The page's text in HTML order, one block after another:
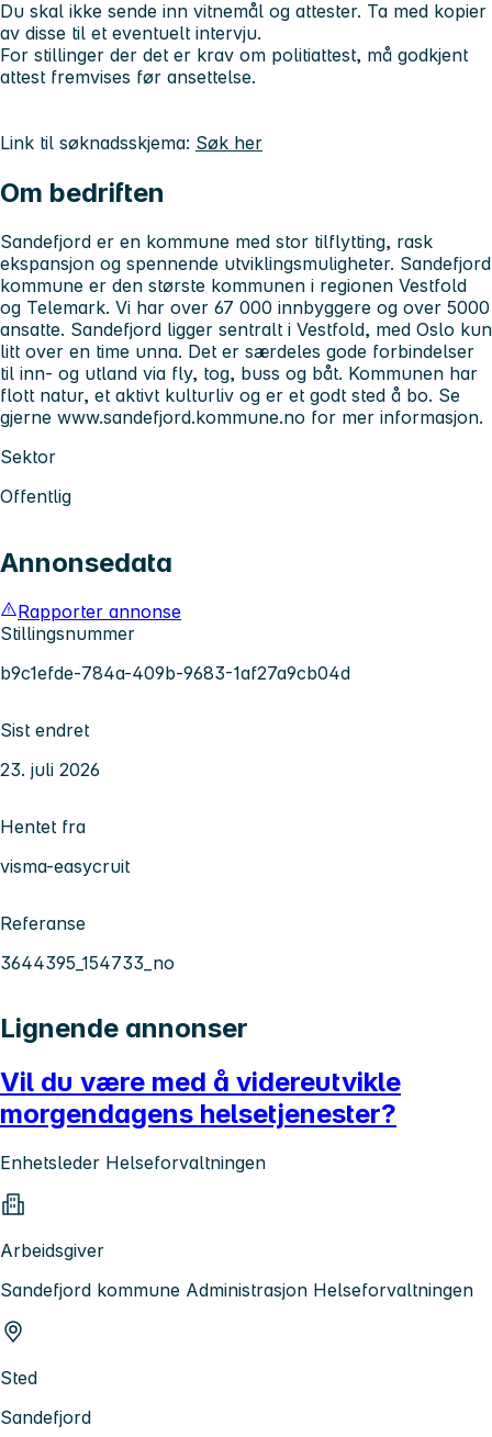
Du skal ikke sende inn vitnemål og attester. Ta med kopier
av disse til et eventuelt intervju.
For stillinger der det er krav om politiattest, må godkjent
attest fremvises før ansettelse.
Link til søknadsskjema: Søk her
Om bedriften
Sandefjord er en kommune med stor tilflytting, rask
ekspansjon og spennende utviklingsmuligheter. Sandefjord
kommune er den største kommunen i regionen Vestfold
og Telemark. Vi har over 67 000 innbyggere og over 5000
ansatte. Sandefjord ligger sentralt i Vestfold, med Oslo kun
litt over en time unna. Det er særdeles gode forbindelser
til inn- og utland via fly, tog, buss og båt. Kommunen har
flott natur, et aktivt kulturliv og er et godt sted å bo. Se
gjerne www.sandefjord.kommune.no for mer informasjon.
Sektor
Offentlig
Annonsedata
Rapporter annonse
Stillingsnummer
b9c1efde-784a-409b-9683-1af27a9cb04d
Sist endret
23. juli 2026
Hentet fra
visma-easycruit
Referanse
3644395_154733_no
Lignende annonser
Vil du være med å videreutvikle
morgendagens helsetjenester?
Enhetsleder Helseforvaltningen
Arbeidsgiver
Sandefjord kommune Administrasjon Helseforvaltningen
Sted
Sandefjord